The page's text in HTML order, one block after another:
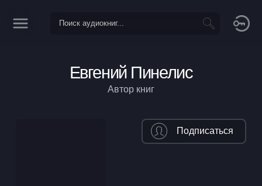
Евгений Пинелис
Автор книг
Подписаться